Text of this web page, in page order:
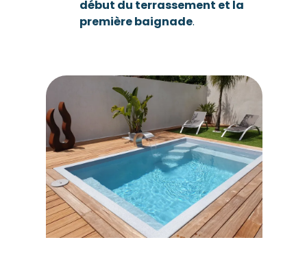
début du terrassement et la
première baignade.